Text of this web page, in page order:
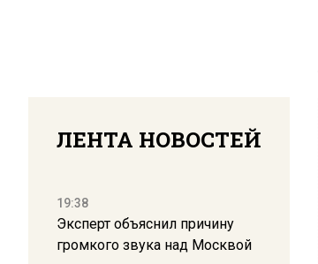
ЛЕНТА НОВОСТЕЙ
19:38
Эксперт объяснил причину
громкого звука над Москвой